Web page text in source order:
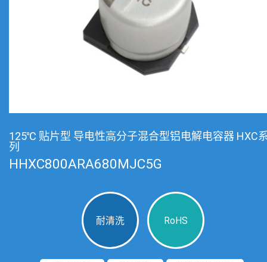
125℃ 贴片型 导电性高分子混合型铝电解电容器 HXC
列
HHXC800ARA680MJC5G
耐清洗 RoHS